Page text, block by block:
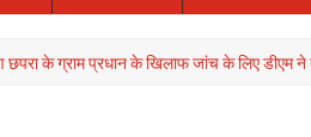
के खिलाफ जांच के लिए डीएम ने गठित की कमेटी